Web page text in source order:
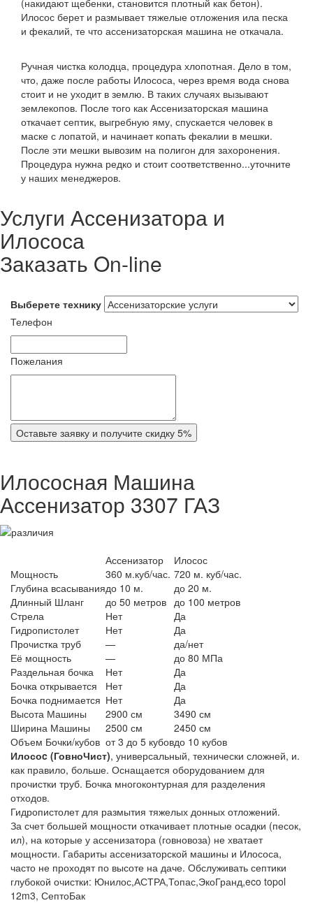
(накидают щебенки, становится плотный как бетон).
Илосос берет и размывает тяжелые отложения ила песка
и фекалий, те что ассенизаторская машина не откачала.
Ручная чистка колодца, процедура хлопотная. Дело в том,
что, даже после работы Илососа, через время вода снова
стоит и не уходит в землю. В таких случаях вызывают
землекопов. После того как Ассенизаторская машина
откачает септик, выгребную яму, спускается человек в
маске с лопатой, и начинает копать фекалии в мешки.
После эти мешки вывозим на полигон для захоронения.
Процедура нужна редко и стоит соответственно...уточните
у наших менеджеров.
Услуги Ассенизатора и
Илососа
Заказать On-line
Выберете технику
Телефон
Пожелания
Оставьте заявку и получите скидку 5%
Илососная Машина
Ассенизатор 3307 ГАЗ
Ассенизатор
Илосос
Мощность
360 м.куб/час. 720 м. куб/час.
Глубина всасываниядо 10 м.
до 20 м.
Длинный Шланг
до 50 метров до 100 метров
Стрела
Нет
Да
Гидропистолет
Нет
Да
Прочистка труб
—
да/нет
Её мощность
—
до 80 МПа
Раздельная бочка
Нет
Да
Бочка открывается
Нет
Да
Бочка поднимается Нет
Да
Высота Машины
2900 см
3490 см
Ширина Машины
2500 см
2450 см
Объем Бочки/кубов от 3 до 5 кубовдо 10 кубов
Илосоc (ГовноЧист), универсальный, технически сложней, и.
как правило, больше. Оснащается оборудованием для
прочистки труб. Бочка многоконтурная для разделения
отходов.
Гидропистолет для размытия тяжелых донных отложений.
За счет большей мощности откачивает плотные осадки (песок,
ил), на которые у ассенизатора (говновоза) не хватает
мощности. Габариты ассенизаторской машины и Илососа,
часто не проходят по высоте на даче. Обслуживать септики
глубокой очистки: Юнилос,АСТРА,Топас,ЭкоГранд,eco topol
12m3, СептоБак